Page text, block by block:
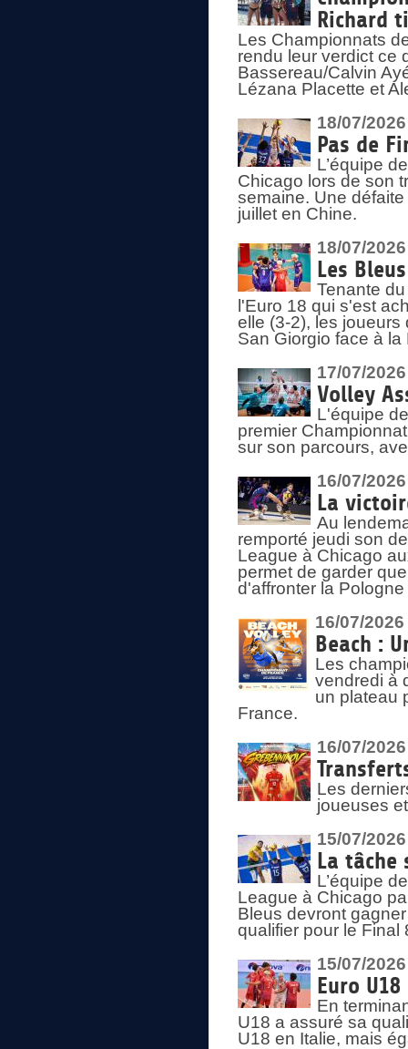
Richard
Les Championnats
rendu leur verdict ce
Bassereau/Calvin
Lézana Placette et
18/07/2026
Pas de
L’équipe
Chicago lors de son
semaine. Une
juillet en Chine.
18/07/2026
Les
Tenante
l'Euro 18 qui s'est
elle (3-2), les
San Giorgio face à la
17/07/2026
Volley
L'équipe
premier
sur son parcours,
16/07/2026
La
Au
remporté jeudi son
League à Chicago
permet de garder
d'affronter la
16/07/2026
Beach :
Les
vendredi à
un plateau
France.
16/07/2026
Les
joueuses
15/07/2026
La tâche
L’équipe
League à Chicago
Bleus devront
qualifier pour le Final
15/07/2026
Euro
En
U18 a assuré sa
U18 en Italie, mais